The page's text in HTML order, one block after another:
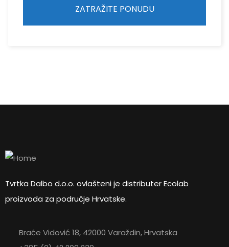
ZATRAŽITE PONUDU
Tvrtka Dalbo d.o.o. ovlašteni je distributer Ecolab
proizvoda za područje Hrvatske.
Braće Vidović 18, 42000 Varaždin, Hrvatska